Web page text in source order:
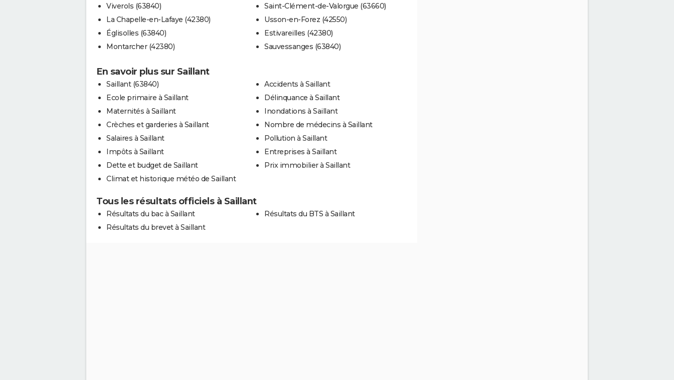
Viverols (63840)
La Chapelle-en-Lafaye (42380)
Églisolles (63840)
Montarcher (42380)
Saint-Clément-de-Valorgue (63660)
Usson-en-Forez (42550)
Estivareilles (42380)
Sauvessanges (63840)
En savoir plus sur Saillant
Saillant (63840)
Ecole primaire à Saillant
Maternités à Saillant
Crèches et garderies à Saillant
Salaires à Saillant
Impôts à Saillant
Dette et budget de Saillant
Climat et historique météo de Saillant
Accidents à Saillant
Délinquance à Saillant
Inondations à Saillant
Nombre de médecins à Saillant
Pollution à Saillant
Entreprises à Saillant
Prix immobilier à Saillant
Tous les résultats officiels à Saillant
Résultats du bac à Saillant
Résultats du brevet à Saillant
Résultats du BTS à Saillant